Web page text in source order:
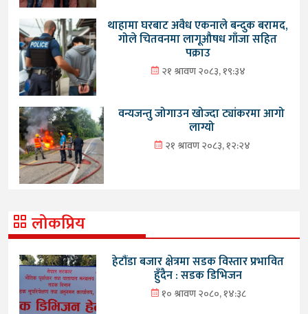
थाहामा घरबाट अवैध एकनाले बन्दुक बरामद,
गोले चितवनमा लागूऔषध गाँजा सहित
पक्राउ
२१ श्रावण २०८३, १९:३४
वन्यजन्तु जोगाउन खोज्दा ट्यांकरमा आगो
लाग्यो
२१ श्रावण २०८३, १२:२४
लोकप्रिय
हेटौंडा बजार क्षेत्रमा सडक विस्तार प्रभावित
हुँदैन : सडक डिभिजन
१० श्रावण २०८०, १४:३८